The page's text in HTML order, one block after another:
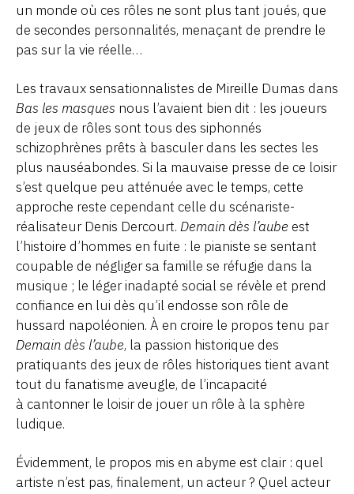
un monde où ces rôles ne sont plus tant joués, que
de secondes personnalités, menaçant de prendre le
pas sur la vie réelle…
Les travaux sensationnalistes de Mireille Dumas dans
Bas les masques nous l’avaient bien dit : les joueurs
de jeux de rôles sont tous des siphonnés
schizophrènes prêts à basculer dans les sectes les
plus nauséabondes. Si la mauvaise presse de ce loisir
s’est quelque peu atténuée avec le temps, cette
approche reste cependant celle du scénariste-
réalisateur Denis Dercourt. Demain dès l’aube est
l’histoire d’hommes en fuite : le pianiste se sentant
coupable de négliger sa famille se réfugie dans la
musique ; le léger inadapté social se révèle et prend
confiance en lui dès qu’il endosse son rôle de
hussard napoléonien. À en croire le propos tenu par
Demain dès l’aube, la passion historique des
pratiquants des jeux de rôles historiques tient avant
tout du fanatisme aveugle, de l’incapacité
à cantonner le loisir de jouer un rôle à la sphère
ludique.
Évidemment, le propos mis en abyme est clair : quel
artiste n’est pas, finalement, un acteur ? Quel acteur